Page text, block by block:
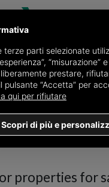
Properties for sale
properties for
terze parti selezionate
prestare,
pulsante “Accetta” per
qui per rifiutare
Scopri di più e